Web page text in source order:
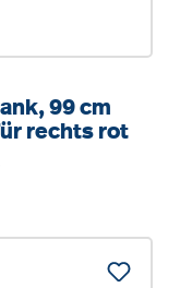
99 cm
rechts rot